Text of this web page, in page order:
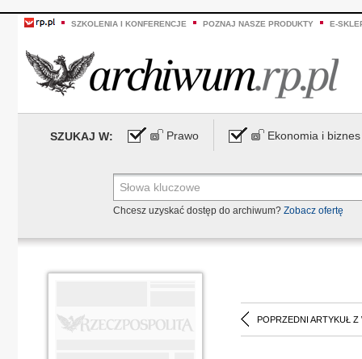
SZKOLENIA I KONFERENCJE POZNAJ NASZE PRODUKTY E-
SZUKAJ W: Prawo Ekonomia i biznes
Chcesz uzyskać dostęp do archiwum? Zobacz ofertę
POPRZEDNI ARTYKUŁ Z